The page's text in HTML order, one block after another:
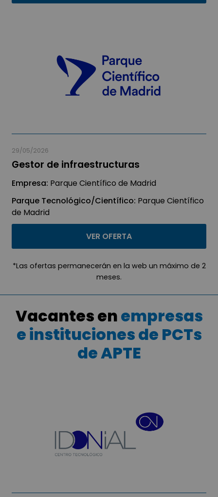
29/05/2026
Gestor de infraestructuras
Empresa: Parque Científico de Madrid
Parque Tecnológico/Científico: Parque Científico
de Madrid
VER OFERTA
*Las ofertas permanecerán en la web un máximo de 2
meses.
Vacantes enempresas
e instituciones de PCTs
de APTE